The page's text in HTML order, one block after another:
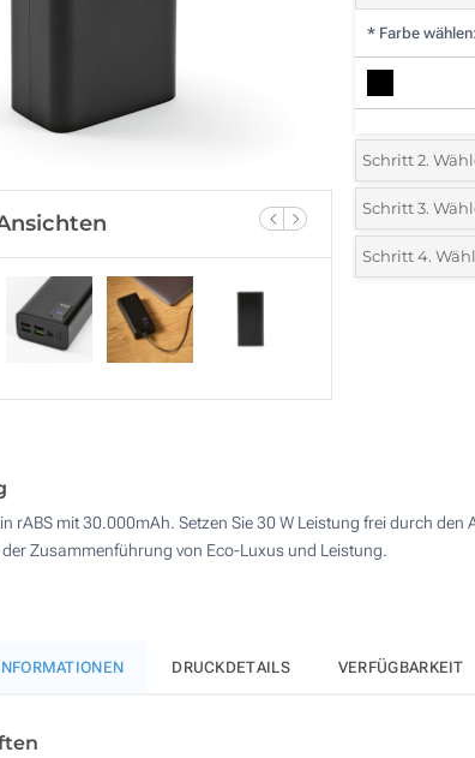
* Farbe wählen:
Schritt 2.
*Wählen Sie
1 Farbig
Schritt 3.
*Bitte wählen
Schritt 4.
rABS mit 30.000mAh. Setzen Sie 30 W Leistung frei durch
Zusammenführung von Eco-Luxus und Leistung.
DRUCKDETAILS VERFÜGBARKEIT